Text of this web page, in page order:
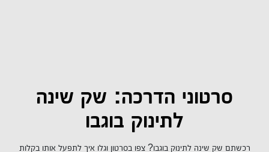
סרטוני הדרכה: שק שינה
לתינוק בוגבו
רכשתם שק שינה לתינוק בוגבו? צפו בסרטון וגלו איך לתפעל אותו בקלות